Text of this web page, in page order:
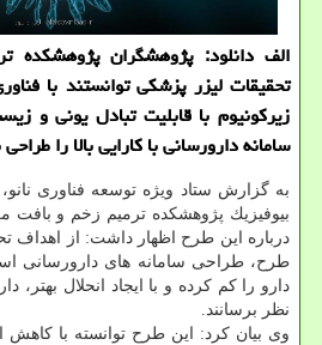
الف دانلود: پژوهشگران پژوهشكده
تحقیقات لیزر پزشكی توانستند با
زیركونیوم با قابلیت تبادل یونی و
سامانه دارورسانی با كارایی بالا را طراحی
به گزارش ستاد ویژه توسعه فناوری
بیوفیزیك پژوهشكده ترمیم زخم و بافت
درباره این طرح اظهار داشت: از اهداف
طرح، طراحی سامانه های دارورسانی
دارو را كم كرده و با ایجاد انحلال
نظر برسانند.
وی بیان كرد: این طرح توانسته با كاهش